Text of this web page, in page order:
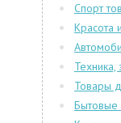
Спорт
Красота
Техника,
Товары
Бытовые